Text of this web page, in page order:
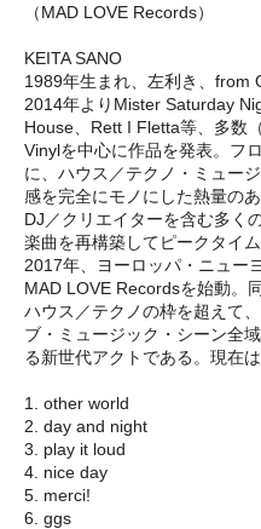
（MAD LOVE Records）
KEITA SANO
1989年生まれ、左利き、from
2014年よりMister Saturday
House、Rett I Fletta等、多数
Vinylを中心に作品を発表。フ
に、ハウス／テクノ・ミュー
感を完全にモノにした熱量の
DJ／クリエイターを含む多く
楽曲を再構築してピークタイ
2017年、ヨーロッパ・ニュー
MAD LOVE Recordsを始動。
ハウス／テクノの枠を超えて
ブ・ミュージック・シーン全
る新世代アクトである。現在
1. other world
2. day and night
3. play it loud
4. nice day
5. merci!
6. ggs